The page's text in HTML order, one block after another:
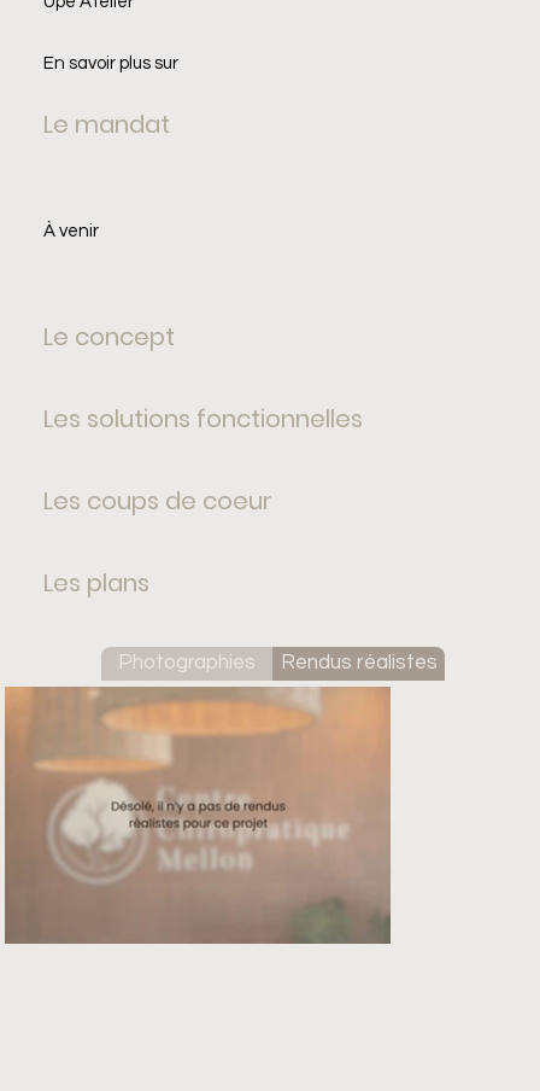
En savoir plus sur
Le mandat
À venir
Le concept
Les solutions fonctionnelles
Les coups de coeur
Les plans
Photographies Rendus réalistes